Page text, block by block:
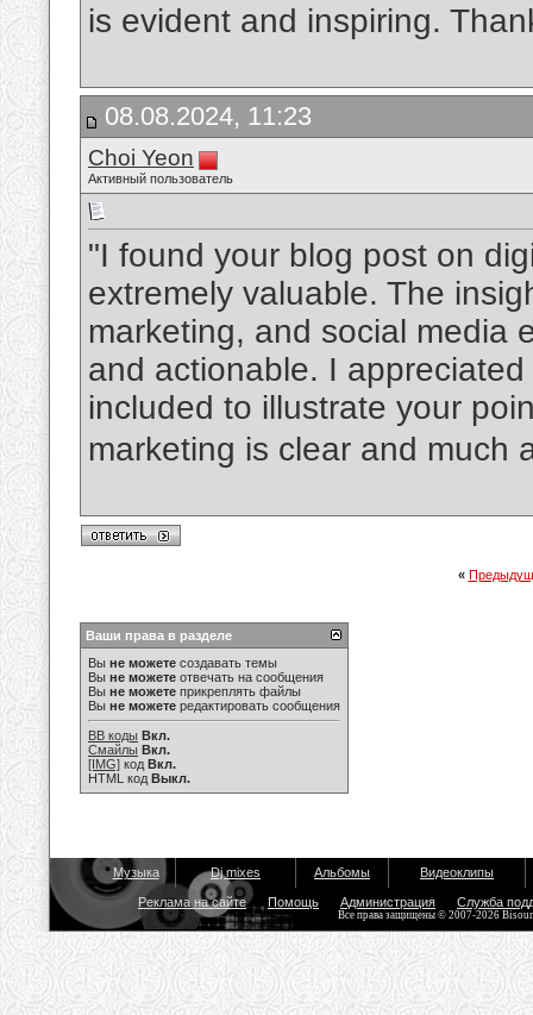
is evident and inspiring.
08.08.2024, 11:23
Choi Yeon
Активный пользователь
"I found your blog post on
extremely valuable. The
marketing, and social media
and actionable. I
included to illustrate your
marketing is clear and much
«
Ваши права в разделе
Вы не можете создавать темы
Вы не можете отвечать на сообщения
Вы не можете прикреплять файлы
Вы не можете редактировать сообщения
BB коды Вкл.
Смайлы Вкл.
[IMG] код Вкл.
HTML код Выкл.
Музыка Dj mixes Альбомы Видеоклипы
Реклама на сайте Помощь Администрация Служба
Все права защищены © 2007-2026